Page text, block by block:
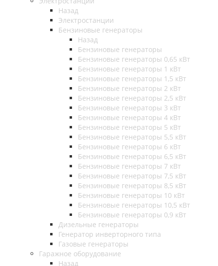
Назад
Электростанции
Бензиновые генераторы
Назад
Бензиновые генераторы
Бензиновые генераторы 0,65 кВт
Бензиновые генераторы 1 кВт
Бензиновые генераторы 1,5 кВт
Бензиновые генераторы 2 кВт
Бензиновые генераторы 2,5 кВт
Бензиновые генераторы 3 кВт
Бензиновые генераторы 4 кВт
Бензиновые генераторы 5 кВт
Бензиновые генераторы 5,5 кВт
Бензиновые генераторы 6 кВт
Бензиновые генераторы 6,5 кВт
Бензиновые генераторы 7 кВт
Бензиновые генераторы 7,5 кВт
Бензиновые генераторы 8,5 кВт
Бензиновые генераторы 10 кВт
Бензиновые генераторы 10,5 кВт
Бензиновые генераторы 0,9 кВт
Дизельные генераторы
Генератор инверторного типа
Газовые генераторы
Гаражное оборудование
Назад